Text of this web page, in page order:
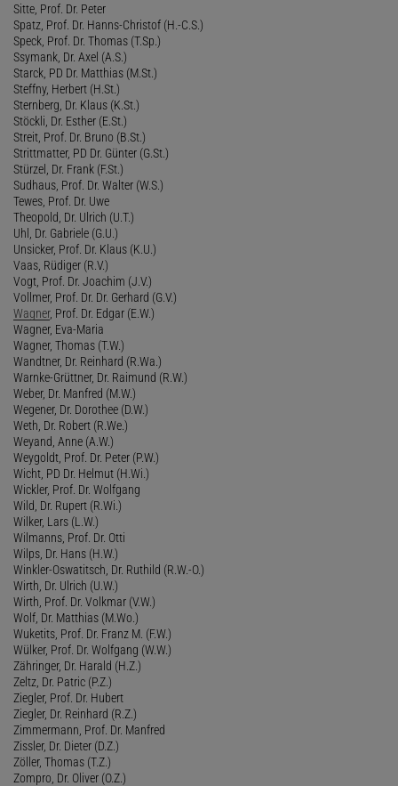
Sitte, Prof. Dr. Peter
Spatz, Prof. Dr. Hanns-Christof (H.-C.S.)
Speck, Prof. Dr. Thomas (T.Sp.)
Ssymank, Dr. Axel (A.S.)
Starck, PD Dr. Matthias (M.St.)
Steffny, Herbert (H.St.)
Sternberg, Dr. Klaus (K.St.)
Stöckli, Dr. Esther (E.St.)
Streit, Prof. Dr. Bruno (B.St.)
Strittmatter, PD Dr. Günter (G.St.)
Stürzel, Dr. Frank (F.St.)
Sudhaus, Prof. Dr. Walter (W.S.)
Tewes, Prof. Dr. Uwe
Theopold, Dr. Ulrich (U.T.)
Uhl, Dr. Gabriele (G.U.)
Unsicker, Prof. Dr. Klaus (K.U.)
Vaas, Rüdiger (R.V.)
Vogt, Prof. Dr. Joachim (J.V.)
Vollmer, Prof. Dr. Dr. Gerhard (G.V.)
Wagner, Prof. Dr. Edgar (E.W.)
Wagner, Eva-Maria
Wagner, Thomas (T.W.)
Wandtner, Dr. Reinhard (R.Wa.)
Warnke-Grüttner, Dr. Raimund (R.W.)
Weber, Dr. Manfred (M.W.)
Wegener, Dr. Dorothee (D.W.)
Weth, Dr. Robert (R.We.)
Weyand, Anne (A.W.)
Weygoldt, Prof. Dr. Peter (P.W.)
Wicht, PD Dr. Helmut (H.Wi.)
Wickler, Prof. Dr. Wolfgang
Wild, Dr. Rupert (R.Wi.)
Wilker, Lars (L.W.)
Wilmanns, Prof. Dr. Otti
Wilps, Dr. Hans (H.W.)
Winkler-Oswatitsch, Dr. Ruthild (R.W.-O.)
Wirth, Dr. Ulrich (U.W.)
Wirth, Prof. Dr. Volkmar (V.W.)
Wolf, Dr. Matthias (M.Wo.)
Wuketits, Prof. Dr. Franz M. (F.W.)
Wülker, Prof. Dr. Wolfgang (W.W.)
Zähringer, Dr. Harald (H.Z.)
Zeltz, Dr. Patric (P.Z.)
Ziegler, Prof. Dr. Hubert
Ziegler, Dr. Reinhard (R.Z.)
Zimmermann, Prof. Dr. Manfred
Zissler, Dr. Dieter (D.Z.)
Zöller, Thomas (T.Z.)
Zompro, Dr. Oliver (O.Z.)